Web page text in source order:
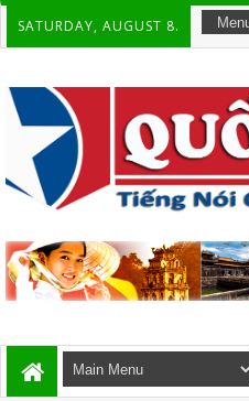
SATURDAY, AUGUST 8.